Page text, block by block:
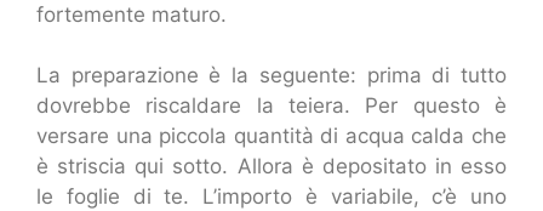
fortemente maturo.
La preparazione è la seguente: prima di tutto
dovrebbe riscaldare la teiera. Per questo è
versare una piccola quantità di acqua calda che
è striscia qui sotto. Allora è depositato in esso
le foglie di te. L’importo è variabile, c’è uno